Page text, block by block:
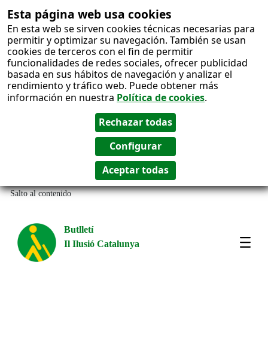
Esta página web usa cookies
En esta web se sirven cookies técnicas necesarias para
permitir y optimizar su navegación. También se usan
cookies de terceros con el fin de permitir
funcionalidades de redes sociales, ofrecer publicidad
basada en sus hábitos de navegación y analizar el
rendimiento y tráfico web. Puede obtener más
información en nuestra Política de cookies.
Salto al contenido
Butlletí
Il Ilusió Catalunya